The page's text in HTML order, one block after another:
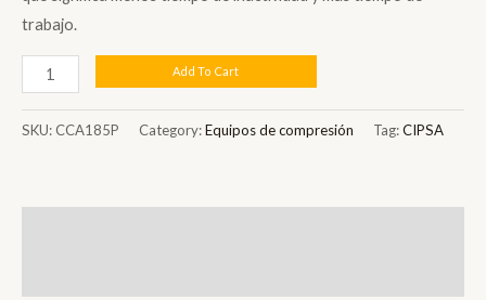
trabajo.
Compresor
185cfm
CIPSA
Add To Cart
SKU:CCA185P Category:Equipos de compresión Tag:CIPSA